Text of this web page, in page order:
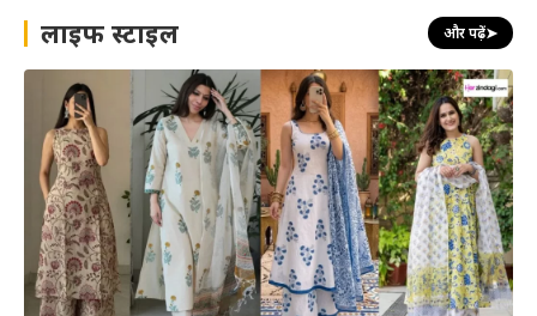
लाइफ स्टाइल और पढ़ें➤